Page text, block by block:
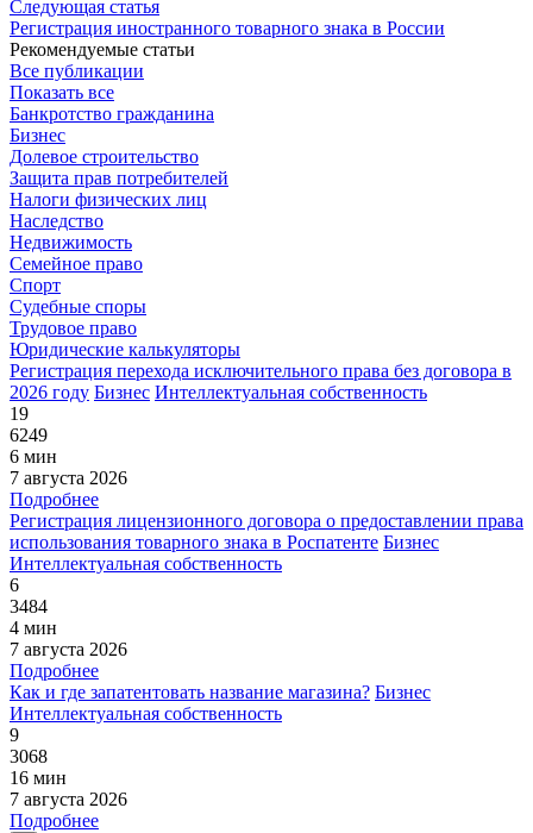
Следующая статья
Регистрация иностранного товарного знака в России
Рекомендуемые статьи
Все публикации
Показать все
Банкротство гражданина
Бизнес
Долевое строительство
Защита прав потребителей
Налоги физических лиц
Наследство
Недвижимость
Семейное право
Спорт
Судебные споры
Трудовое право
Юридические калькуляторы
Регистрация перехода исключительного права без договора в
2026 году Бизнес Интеллектуальная собственность
19
6249
6 мин
7 августа 2026
Подробнее
Регистрация лицензионного договора о предоставлении права
использования товарного знака в Роспатенте Бизнес
Интеллектуальная собственность
6
3484
4 мин
7 августа 2026
Подробнее
Как и где запатентовать название магазина? Бизнес
Интеллектуальная собственность
9
3068
16 мин
7 августа 2026
Подробнее